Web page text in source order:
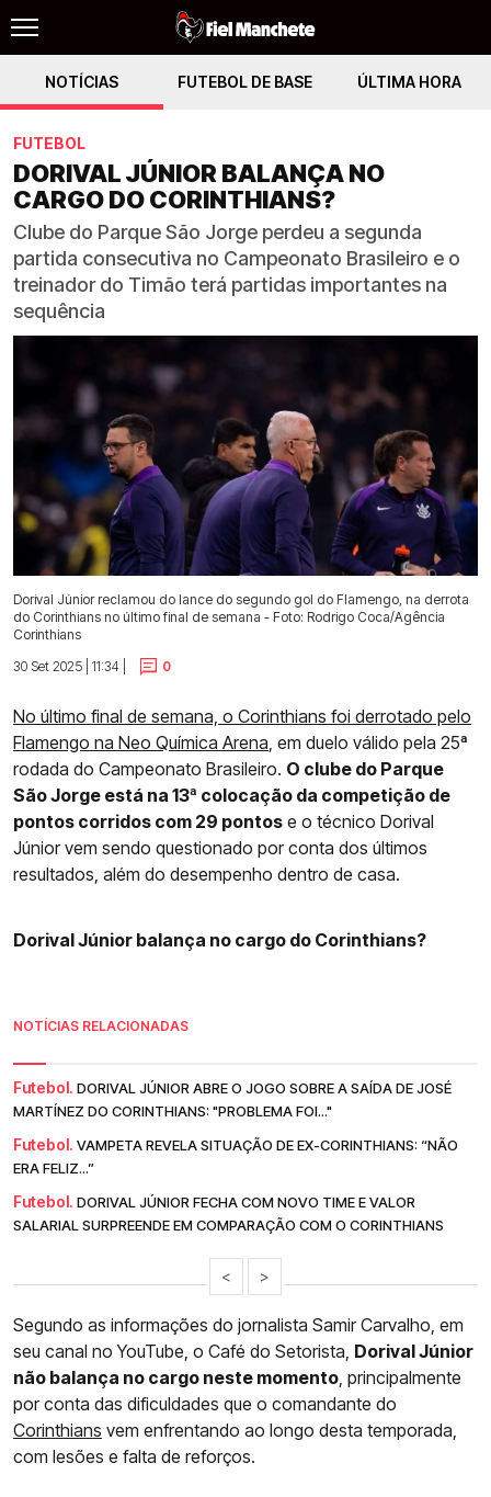
NOTÍCIAS FUTEBOL DE BASE ÚLTIMA HORA
FUTEBOL
DORIVAL JÚNIOR BALANÇA NO
CARGO DO CORINTHIANS?
Clube do Parque São Jorge perdeu a segunda
partida consecutiva no Campeonato Brasileiro e o
treinador do Timão terá partidas importantes na
sequência
Dorival Júnior reclamou do lance do segundo gol do Flamengo, na derrota
do Corinthians no último final de semana - Foto: Rodrigo Coca/Agência
Corinthians
30 Set 2025 | 11:34 |
0
No último final de semana, o Corinthians foi derrotado pelo
Flamengo na Neo Química Arena, em duelo válido pela 25ª
rodada do Campeonato Brasileiro. O clube do Parque
São Jorge está na 13ª colocação da competição de
pontos corridos com 29 pontos e o técnico Dorival
Júnior vem sendo questionado por conta dos últimos
resultados, além do desempenho dentro de casa.
Dorival Júnior balança no cargo do Corinthians?
NOTÍCIAS RELACIONADAS
Futebol. DORIVAL JÚNIOR ABRE O JOGO SOBRE A SAÍDA DE JOSÉ
MARTÍNEZ DO CORINTHIANS: "PROBLEMA FOI..."
Futebol. VAMPETA REVELA SITUAÇÃO DE EX-CORINTHIANS: “NÃO
ERA FELIZ...”
Futebol. DORIVAL JÚNIOR FECHA COM NOVO TIME E VALOR
SALARIAL SURPREENDE EM COMPARAÇÃO COM O CORINTHIANS
< >
Segundo as informações do jornalista Samir Carvalho, em
seu canal no YouTube, o Café do Setorista, Dorival Júnior
não balança no cargo neste momento, principalmente
por conta das dificuldades que o comandante do
Corinthians vem enfrentando ao longo desta temporada,
com lesões e falta de reforços.